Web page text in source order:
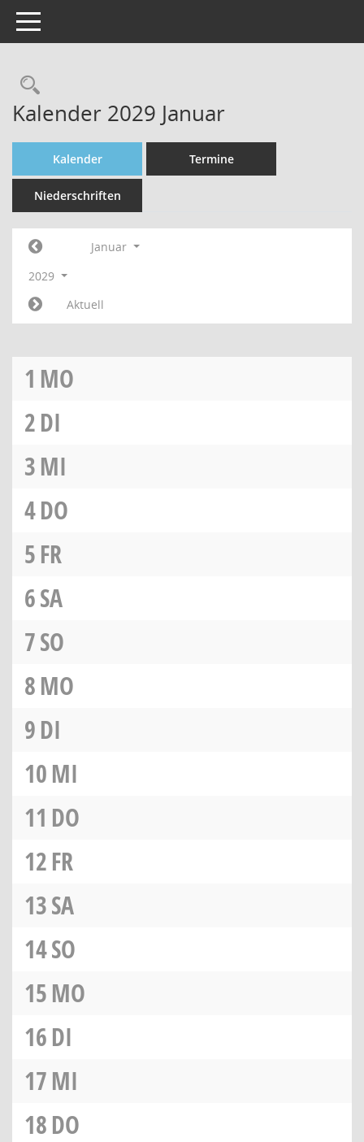
Toggle navigation
Rechercheauswahl
Kalender 2029 Januar
Kalender Termine
Niederschriften
Januar
2029
Aktuell
1 MO
2DI
3MI
4DO
5FR
6SA
7SO
8MO
9DI
10MI
11 DO
12FR
13SA
14SO
15MO
16DI
17MI
18DO